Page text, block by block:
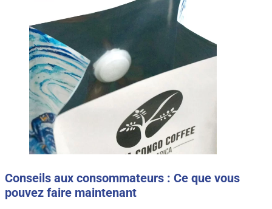
Conseils aux consommateurs : Ce que vous
pouvez faire maintenant